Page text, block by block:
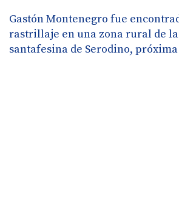
Gastón Montenegro fue
rastrillaje en una zona rural de
santafesina de Serodino,